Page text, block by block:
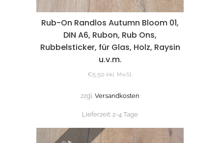
Rub-On Randlos Autumn Bloom 01,
DIN A6, Rubon, Rub Ons,
Rubbelsticker, für Glas, Holz, Raysin
u.v.m.
€5,50 inkl. MwSt.
zzgl. Versandkosten
Lieferzeit: 2-4 Tage